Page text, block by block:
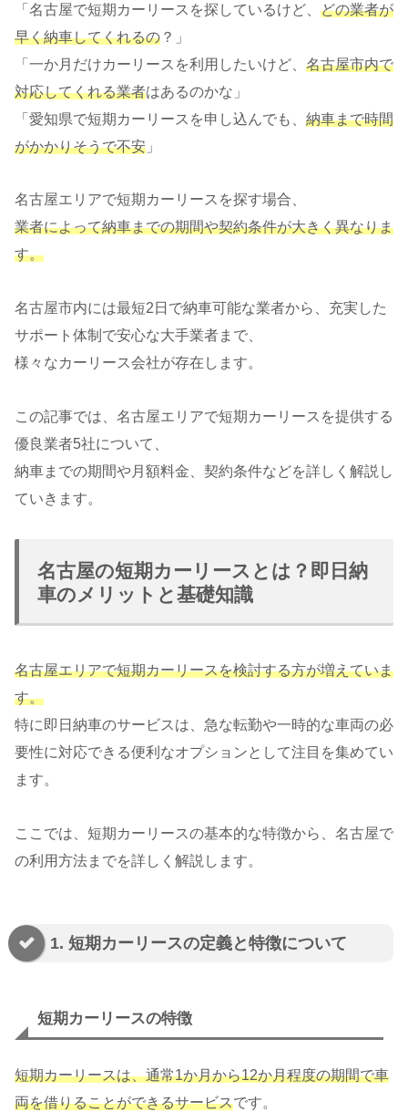
「名古屋で短期カーリースを探しているけど、 どの業者が
早く納車してくれるの ？」
「一か月だけカーリースを利用したいけど、 名古屋市内で
対応してくれる業者はあるのかな」
「愛知県で短期カーリースを申し込んでも、 納車まで時間
がかかりそうで不安 」
名古屋エリアで短期カーリースを探す場合、
業者によって納車までの期間や契約条件が大きく異なりま
す。
名古屋市内には最短2日で納車可能な業者から、充実した
サポート体制で安心な大手業者まで、
様々なカーリース会社が存在します。
この記事では、名古屋エリアで短期カーリースを提供する
優良業者5社について、
納車までの期間や月額料金、契約条件などを詳しく解説し
ていきます。
名古屋の短期カーリースとは？即日納
車のメリットと基礎知識
名古屋エリアで短期カーリースを検討する方が増えていま
す。
特に即日納車のサービスは、急な転勤や一時的な車両の必
要性に対応できる便利なオプションとして注目を集めてい
ます。
ここでは、短期カーリースの基本的な特徴から、名古屋で
の利用方法までを詳しく解説します。
1. 短期カーリースの定義と特徴について
短期カーリースの特徴
短期カーリースは、通常1か月から12か月程度の期間で車
両を借りることができるサービスです。